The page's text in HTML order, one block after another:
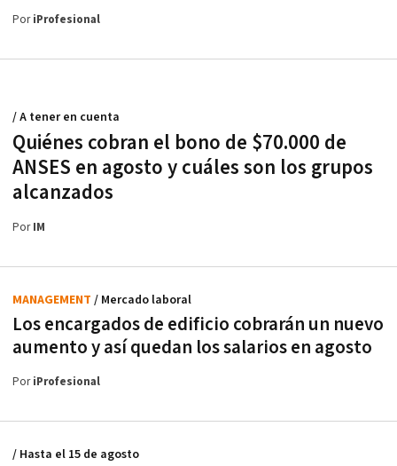
PoriProfesional
Quiénes cobran el bono de $70.000 de
ANSES en agosto y cuáles son los grupos
alcanzados
/ A tener en cuenta
PorIM
Los encargados de edificio cobrarán un nuevo
aumento y así quedan los salarios en agosto
MANAGEMENT / Mercado laboral
PoriProfesional
/ Hasta el 15 de agosto